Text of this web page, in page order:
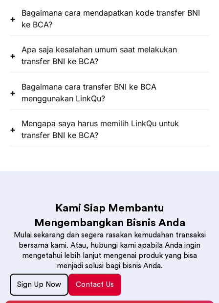
Bagaimana cara mendapatkan kode transfer BNI
ke BCA?
Apa saja kesalahan umum saat melakukan
transfer BNI ke BCA?
Bagaimana cara transfer BNI ke BCA
menggunakan LinkQu?
Mengapa saya harus memilih LinkQu untuk
transfer BNI ke BCA?
Kami Siap Membantu
Mengembangkan Bisnis Anda
Mulai sekarang dan segera rasakan kemudahan transaksi
bersama kami. Atau, hubungi kami apabila Anda ingin
mengetahui lebih lanjut mengenai produk yang bisa
menjadi solusi bagi bisnis Anda.
Sign Up Now Contact Us